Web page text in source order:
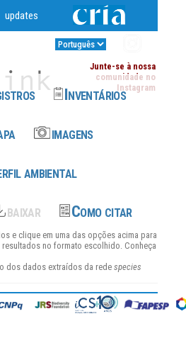
updates
Junte-se à nossa
comunidade no
Instagram
e clique em uma das opções acima para
no formato escolhido. Conheça
dos dados extraídos da rede species